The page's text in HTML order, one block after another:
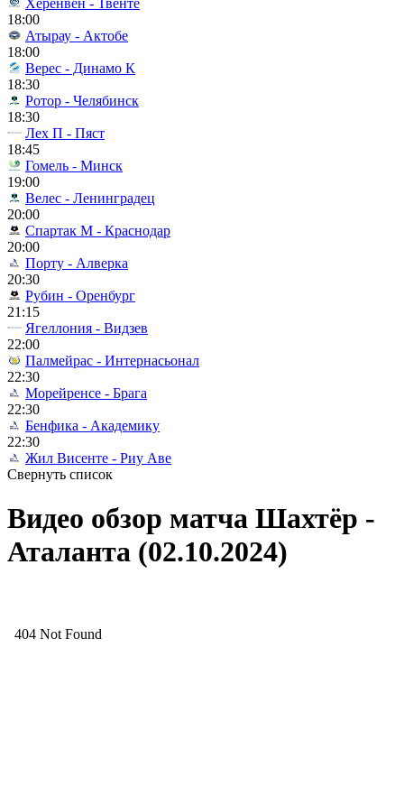
Херенвен - Твенте
18:00
Атырау - Актобе
18:00
Верес - Динамо К
18:30
Ротор - Челябинск
18:30
Лех П - Пяст
18:45
Гомель - Минск
19:00
Велес - Ленинградец
20:00
Спартак М - Краснодар
20:00
Порту - Алверка
20:30
Рубин - Оренбург
21:15
Ягеллония - Видзев
22:00
Палмейрас - Интернасьонал
22:30
Морейренсе - Брага
22:30
Бенфика - Академику
22:30
Жил Висенте - Риу Аве
Свернуть список
Видео обзор матча Шахтёр -
Аталанта (02.10.2024)